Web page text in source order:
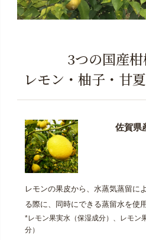
3つの国産
レモン・柚子・甘
佐賀県
レモンの果皮から、水蒸気蒸留に
る際に、同時にできる蒸留水を使
*レモン果実水（保湿成分）、レモン
分）